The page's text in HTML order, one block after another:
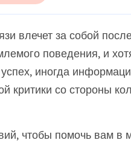
влечет за собой
поведения, и
иногда
критики со стороны
чтобы помочь вам в